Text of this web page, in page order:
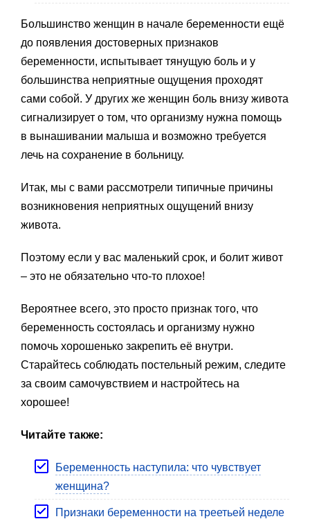
Большинство женщин в начале беременности ещё
до появления достоверных признаков
беременности, испытывает тянущую боль и у
большинства неприятные ощущения проходят
сами собой. У других же женщин боль внизу живота
сигнализирует о том, что организму нужна помощь
в вынашивании малыша и возможно требуется
лечь на сохранение в больницу.
Итак, мы с вами рассмотрели типичные причины
возникновения неприятных ощущений внизу
живота.
Поэтому если у вас маленький срок, и болит живот
– это не обязательно что-то плохое!
Вероятнее всего, это просто признак того, что
беременность состоялась и организму нужно
помочь хорошенько закрепить её внутри.
Старайтесь соблюдать постельный режим, следите
за своим самочувствием и настройтесь на
хорошее!
Читайте также:
Беременность наступила: что чувствует
женщина?
Признаки беременности на треетьей неделе